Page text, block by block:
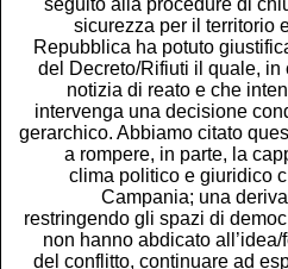
seguito alla procedure di
sicurezza per il territorio
Repubblica ha potuto
del Decreto/Rifiuti il quale,
notizia di reato e che
intervenga una decisione
gerarchico. Abbiamo citato
a rompere, in parte, la
clima politico e giuridico
Campania; una
restringendo gli spazi di
non hanno abdicato
del conflitto, continuare ad